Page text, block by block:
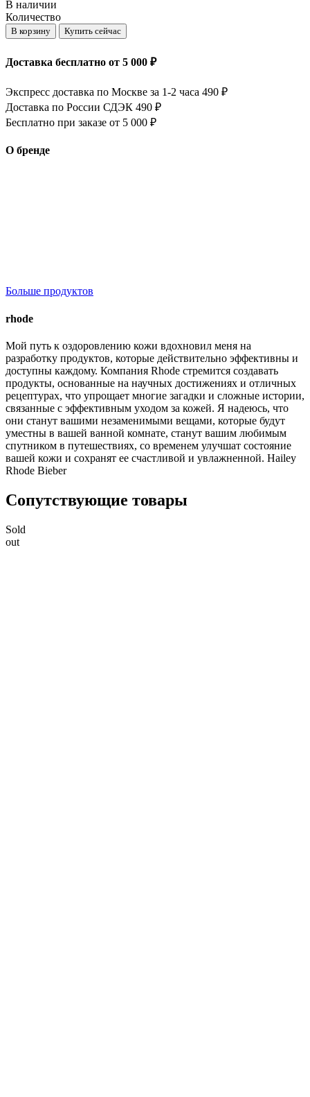
В наличии
Количество
В корзину Купить сейчас
Доставка бесплатно от 5 000 ₽
Экспресс доставка по Москве за 1-2 часа 490 ₽
Доставка по России СДЭК 490 ₽
Бесплатно при заказе от 5 000 ₽
О бренде
Больше продуктов
rhode
Мой путь к оздоровлению кожи вдохновил меня на
разработку продуктов, которые действительно эффективны и
доступны каждому. Компания Rhode стремится создавать
продукты, основанные на научных достижениях и отличных
рецептурах, что упрощает многие загадки и сложные истории,
связанные с эффективным уходом за кожей. Я надеюсь, что
они станут вашими незаменимыми вещами, которые будут
уместны в вашей ванной комнате, станут вашим любимым
спутником в путешествиях, со временем улучшат состояние
вашей кожи и сохранят ее счастливой и увлажненной. Hailey
Rhode Bieber
Сопутствующие товары
Sold
out